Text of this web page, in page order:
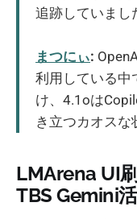
追跡していま
まつにぃ:
利用している中
け、4.1oは
き立つカオスな
LMArena UI
TBS Gemini